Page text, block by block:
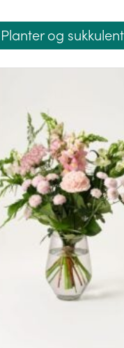
Planter og